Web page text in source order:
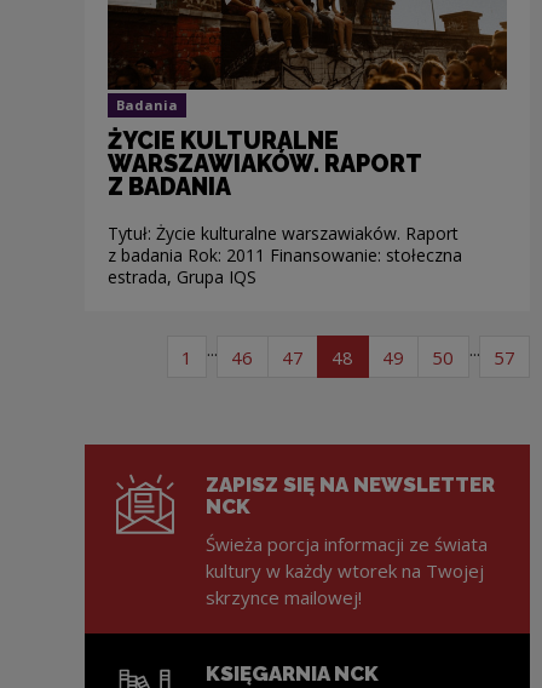
Badania
ŻYCIE KULTURALNE
WARSZAWIAKÓW. RAPORT
Z BADANIA
Tytuł: Życie kulturalne warszawiaków. Raport
z badania Rok: 2011 Finansowanie: stołeczna
estrada, Grupa IQS
Stronicowanie1 strona listy artykułów
... 46 strona listy artykułów
47strona listy artykułów
48 strona listy artykułów
49strona listy
50 strona
... 57
ZAPISZ SIĘ NA NEWSLETTER
NCK
Świeża porcja informacji ze świata
kultury w każdy wtorek na Twojej
skrzynce mailowej!
KSIĘGARNIA NCK